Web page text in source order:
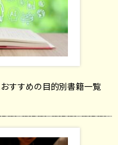
すすめの目的別書籍一覧